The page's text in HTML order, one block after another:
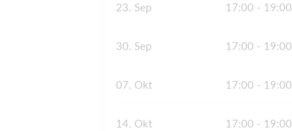
23. Sep 17:00 - 19:00
30. Sep 17:00 - 19:00
07. Okt 17:00 - 19:00
14. Okt 17:00 - 19:00